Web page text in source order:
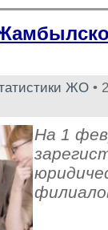
ЖО •
На 1